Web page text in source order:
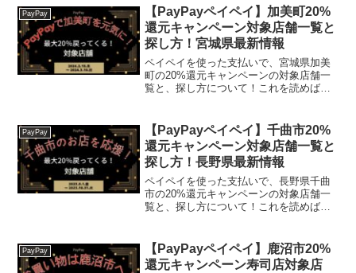
もお得な企画ですよ！羽村市プレミアム
デジタ...
PayPay
【PayPayペイペイ】加美町20%
還元キャンペーン対象店舗一覧と
探し方！宮城県最新情報
ペイペイを使った支払いで、宮城県加美
町の20%還元キャンペーンの対象店舗一
覧と、探し方について！これを読めば、
大20％戻ってくるキャンペーン」の、対
象店舗と...
PayPay
【PayPayペイペイ】千曲市20%
還元キャンペーン対象店舗一覧と
探し方！長野県最新情報
ペイペイを使った支払いで、長野県千曲
市の20%還元キャンペーンの対象店舗一
覧と、探し方について！これを読めば、
ペーン！」の、対象店舗と探し方がわか
ります。【ふるさ...
PayPay
【PayPayペイペイ】鹿沼市20%
還元キャンペーン寿司店対象店